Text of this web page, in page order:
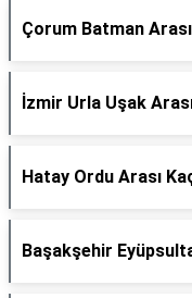
Çorum Batman
İzmir Urla Uşak
Hatay Ordu Arası
Başakşehir